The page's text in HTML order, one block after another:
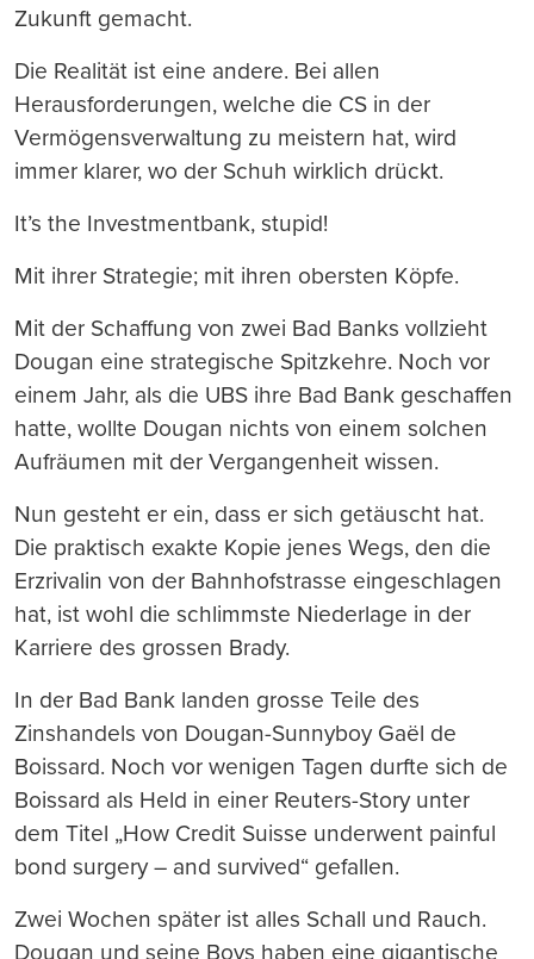
Zukunft gemacht.
Die Realität ist eine andere. Bei allen
Herausforderungen, welche die CS in der
Vermögensverwaltung zu meistern hat, wird
immer klarer, wo der Schuh wirklich drückt.
It’s the Investmentbank, stupid!
Mit ihrer Strategie; mit ihren obersten Köpfe.
Mit der Schaffung von zwei Bad Banks vollzieht
Dougan eine strategische Spitzkehre. Noch vor
einem Jahr, als die UBS ihre Bad Bank geschaffen
hatte, wollte Dougan nichts von einem solchen
Aufräumen mit der Vergangenheit wissen.
Nun gesteht er ein, dass er sich getäuscht hat.
Die praktisch exakte Kopie jenes Wegs, den die
Erzrivalin von der Bahnhofstrasse eingeschlagen
hat, ist wohl die schlimmste Niederlage in der
Karriere des grossen Brady.
In der Bad Bank landen grosse Teile des
Zinshandels von Dougan-Sunnyboy Gaël de
Boissard. Noch vor wenigen Tagen durfte sich de
Boissard als Held in einer Reuters-Story unter
dem Titel „How Credit Suisse underwent painful
bond surgery – and survived“ gefallen.
Zwei Wochen später ist alles Schall und Rauch.
Dougan und seine Boys haben eine gigantische